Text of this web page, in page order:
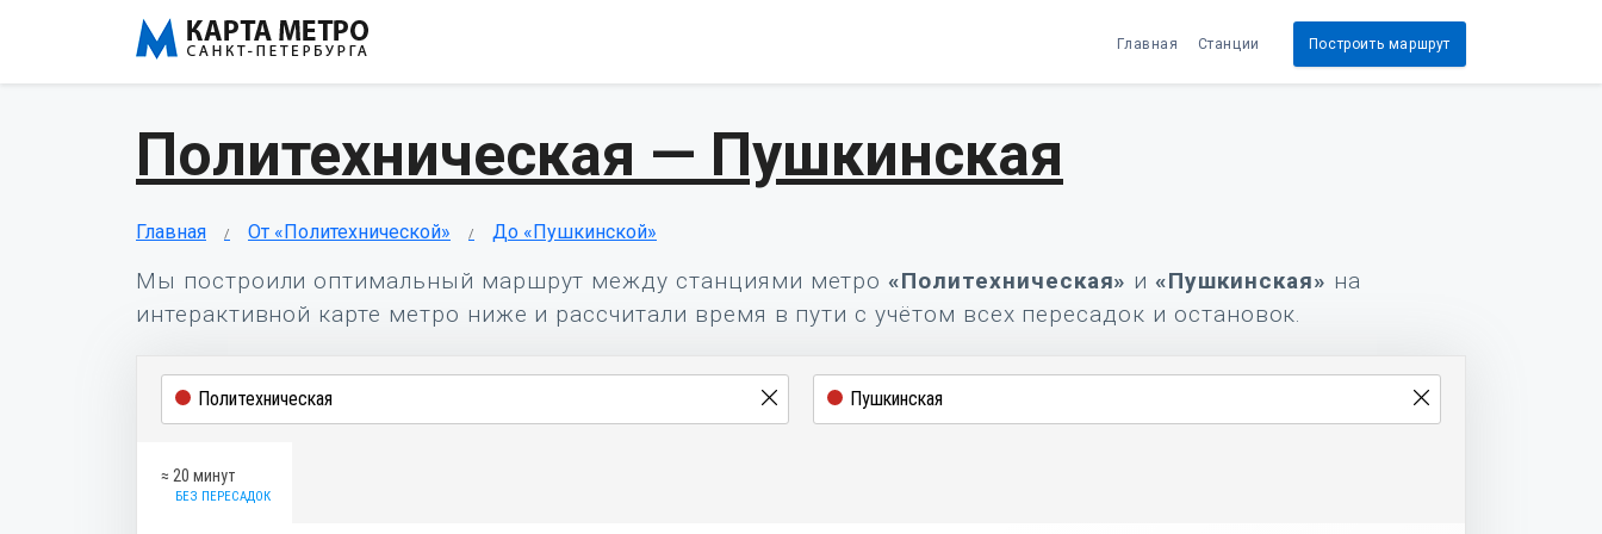
Главная Станции Построить маршрут
Политехническая — Пушкинская
Главная От «Политехнической» До «Пушкинской»
Мы построили оптимальный маршрут между станциями метро«Политехническая» и«Пушкинская» на
интерактивной карте метро ниже и рассчитали время в пути с учётом всех пересадок и остановок.
≈ 20 минут
БЕЗ ПЕРЕСАДОК